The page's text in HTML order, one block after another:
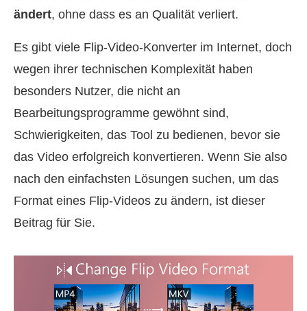
ändert, ohne dass es an Qualität verliert.
Es gibt viele Flip‑Video‑Konverter im Internet, doch
wegen ihrer technischen Komplexität haben
besonders Nutzer, die nicht an
Bearbeitungsprogramme gewöhnt sind,
Schwierigkeiten, das Tool zu bedienen, bevor sie
das Video erfolgreich konvertieren. Wenn Sie also
nach den einfachsten Lösungen suchen, um das
Format eines Flip‑Videos zu ändern, ist dieser
Beitrag für Sie.